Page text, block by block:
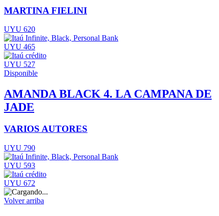
MARTINA FIELINI
UYU 620
UYU 465
UYU 527
Disponible
AMANDA BLACK 4. LA CAMPANA DE
JADE
VARIOS AUTORES
UYU 790
UYU 593
UYU 672
Volver arriba